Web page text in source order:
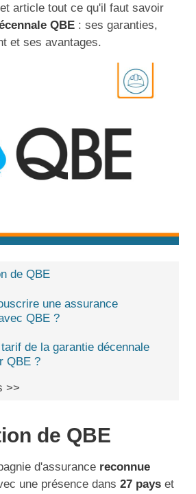
article tout ce qu'il faut savoir
QBE: ses garanties,
et ses avantages.
de QBE
une assurance
QBE ?
de la garantie décennale
QBE ?
>>
de QBE
d'assurance reconnue
une présence dans 27 payset